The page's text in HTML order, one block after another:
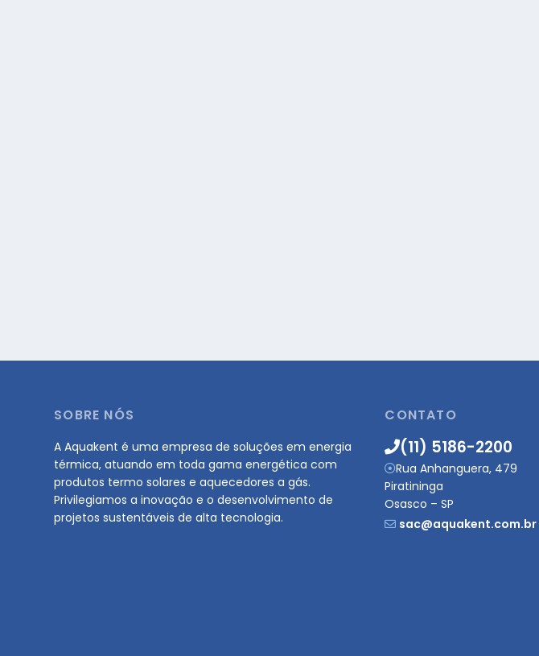
SOBRE NÓS
A Aquakent é uma empresa de soluções em energia
térmica, atuando em toda gama energética com
produtos termo solares e aquecedores a gás.
Privilegiamos a inovação e o desenvolvimento de
projetos sustentáveis de alta tecnologia.
CONTATO
(11) 5186-2200
Rua Anhanguera, 479
Piratininga
Osasco – SP
sac@aquakent.com.br